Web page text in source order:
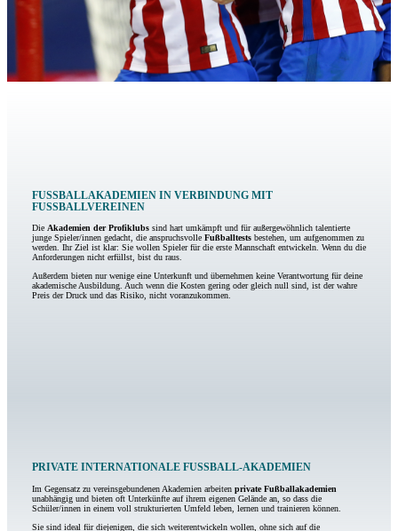
FUSSBALLAKADEMIEN IN VERBINDUNG MIT F
USSBALLVEREINEN
Die Akademien der Profiklubssind hart umkämpft und für außergewöhnlich talentierte
junge Spieler/innen gedacht, die anspruchsvolle Fußballtestsbestehen, um aufgenommen zu
werden. Ihr Ziel ist klar: Sie wollen Spieler für die erste Mannschaft entwickeln. Wenn du die
Anforderungen nicht erfüllst, bist du raus.
Außerdem bieten nur wenige eine Unterkunft und übernehmen keine Verantwortung für deine
akademische Ausbildung. Auch wenn die Kosten gering oder gleich null sind, ist der wahre
Preis der Druck und das Risiko, nicht voranzukommen.
PRIVATE INTERNATIONALE FUSSBALL-AKADEMIEN
Im Gegensatz zu vereinsgebundenen Akademien arbeiten private Fußballakademien
unabhängig und bieten oft Unterkünfte auf ihrem eigenen Gelände an, so dass die
Schüler/innen in einem voll strukturierten Umfeld leben, lernen und trainieren können.
Sie sind ideal für diejenigen, die sich weiterentwickeln wollen, ohne sich auf die